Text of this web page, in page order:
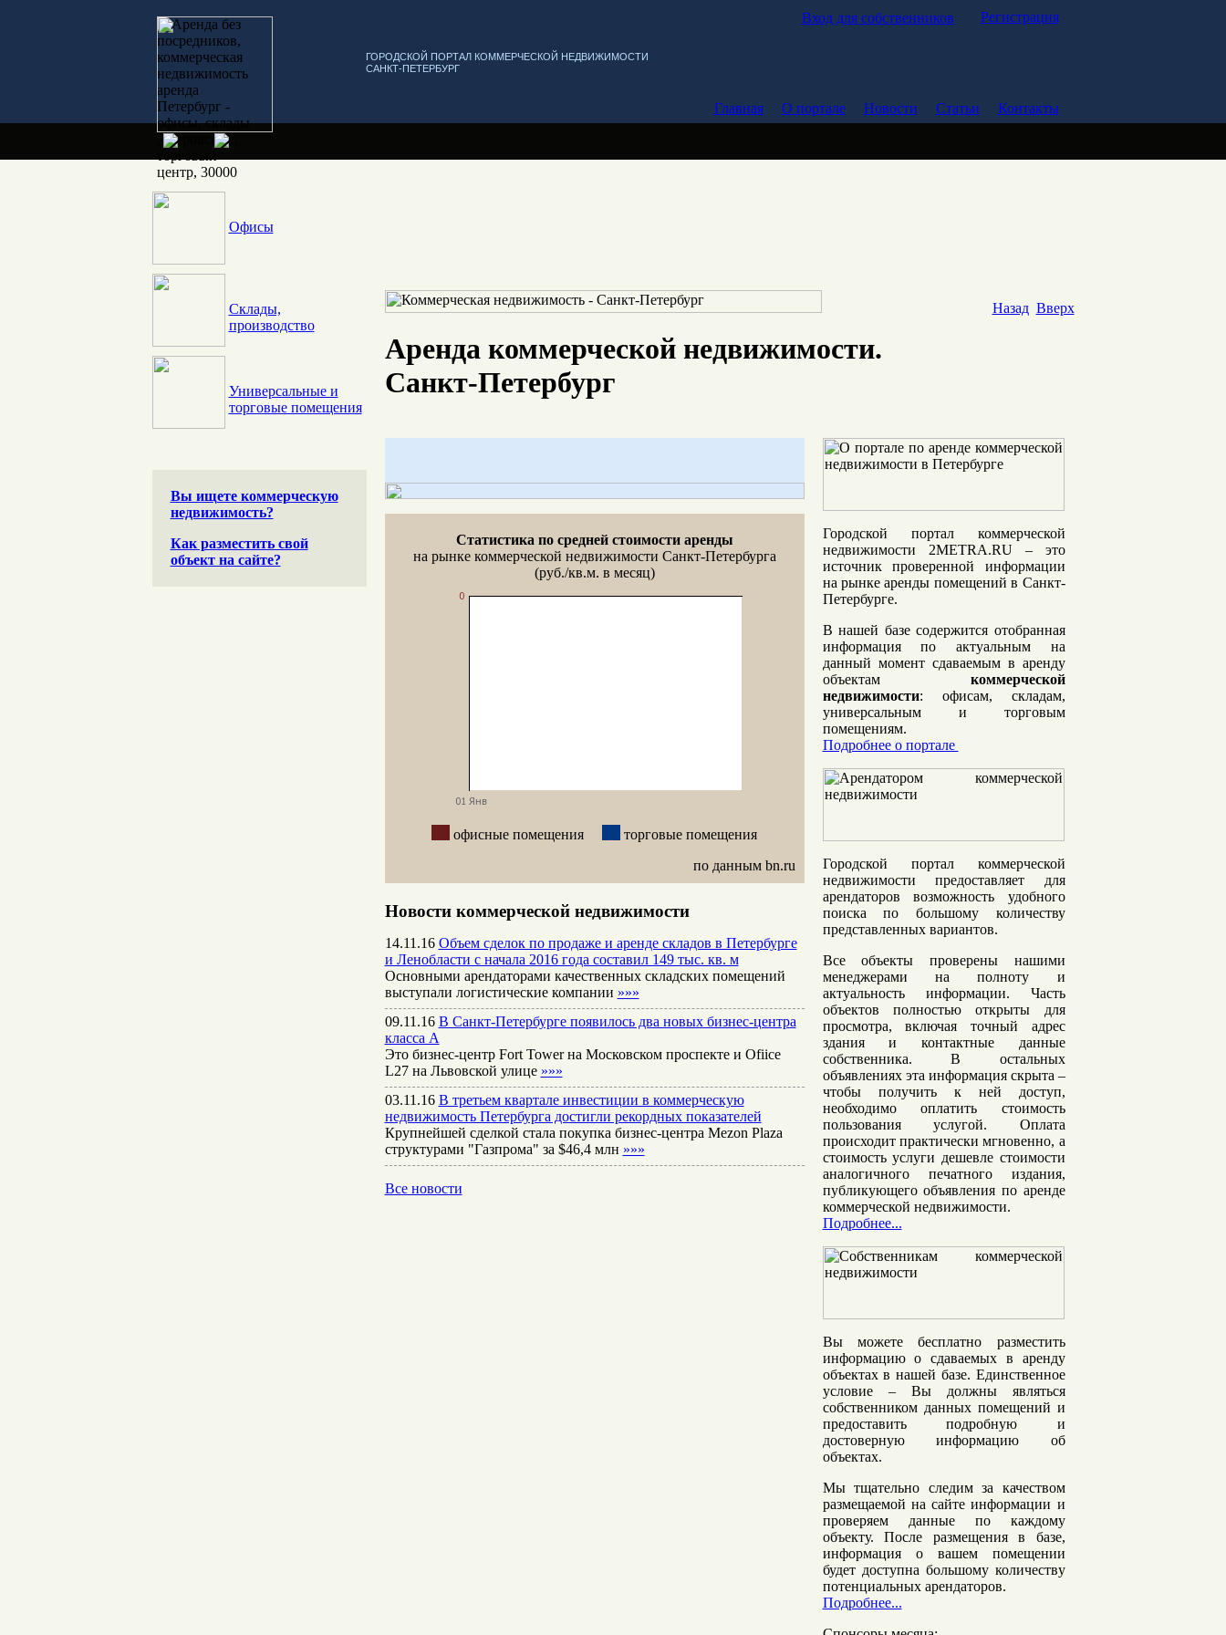
Вход для собственников Регистрация
ГОРОДСКОЙ ПОРТАЛ КОММЕРЧЕСКОЙ НЕДВИЖИМОСТИ
САНКТ-ПЕТЕРБУРГ
Главная О портале Новости Статьи Контакты
Офисы
Склады,
производство
Универсальные и
торговые помещения
Вы ищете коммерческую
недвижимость?
Как разместить свой
объект на сайте?
Аренда коммерческой недвижимости.
Санкт-Петербург
Назад Вверх
Статистика по средней стоимости аренды
на рынке коммерческой недвижимости Санкт-Петербурга
(руб./кв.м. в месяц)
офисные помещения
торговые помещения
по данным bn.ru
Новости коммерческой недвижимости
14.11.16 Объем сделок по продаже и аренде складов в Петербурге
и Ленобласти с начала 2016 года составил 149 тыс. кв. м
Основными арендаторами качественных складских помещений
выступали логистические компании »»»
09.11.16 В Санкт-Петербурге появилось два новых бизнес-центра
класса А
Это бизнес-центр Fort Tower на Московском проспекте и Ofiice
L27 на Львовской улице »»»
03.11.16 В третьем квартале инвестиции в коммерческую
недвижимость Петербурга достигли рекордных показателей
Крупнейшей сделкой стала покупка бизнес-центра Mezon Plaza
структурами "Газпрома" за $46,4 млн »»»
Все новости
Городской портал коммерческой
недвижимости 2METRA.RU– это
источник проверенной информации
на рынке аренды помещений в Санкт-
Петербурге.
В нашей базе содержится отобранная
информация по актуальным на
данный момент сдаваемым в аренду
объектам коммерческой
недвижимости: офисам, складам,
универсальным и торговым
помещениям.
Подробнее о портале
Городской портал коммерческой
недвижимости предоставляет для
арендаторов возможность удобного
поиска по большому количеству
представленных вариантов.
Все объекты проверены нашими
менеджерами на полноту и
актуальность информации. Часть
объектов полностью открыты для
просмотра, включая точный адрес
здания и контактные данные
собственника. В остальных
объявлениях эта информация скрыта –
чтобы получить к ней доступ,
необходимо оплатить стоимость
пользования услугой. Оплата
происходит практически мгновенно, а
стоимость услуги дешевле стоимости
аналогичного печатного издания,
публикующего объявления по аренде
коммерческой недвижимости.
Подробнее...
Вы можете бесплатно разместить
информацию о сдаваемых в аренду
объектах в нашей базе. Единственное
условие – Вы должны являться
собственником данных помещений и
предоставить подробную и
достоверную информацию об
объектах.
Мы тщательно следимза качеством
размещаемой на сайте информации и
проверяем данные по каждому
объекту. После размещения в базе,
информация о вашем помещении
будет доступна большому количеству
потенциальных арендаторов.
Подробнее...